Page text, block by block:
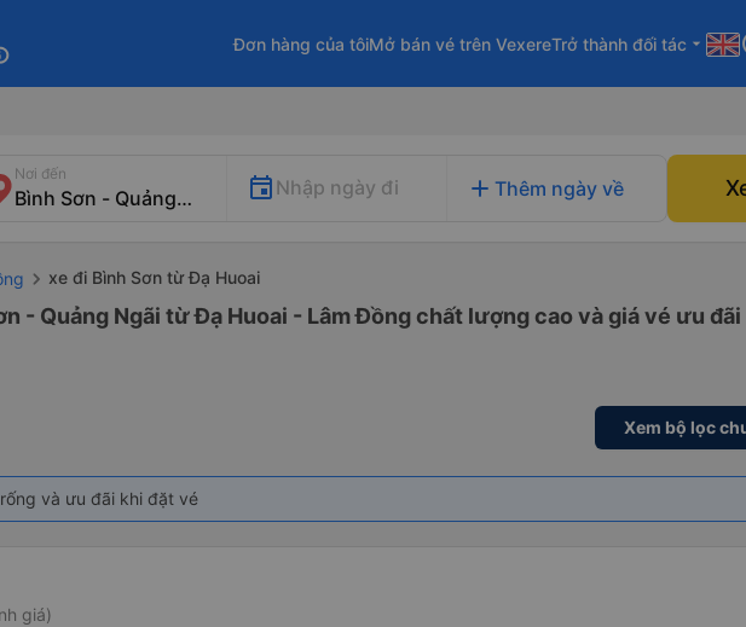
Đơn hàng của tôiMở bán vé trên VexereTrở thành đối tác arrow_drop_down
Nơi đến
Nhập ngày đi add Thêm ngày về
xe đi Bình Sơn từ Đạ Huoai
- Quảng Ngãi từ Đạ Huoai - Lâm Đồng chất lượng cao và giá vé ưu
Xem bộ lọc
và ưu đãi khi đặt vé
giá)